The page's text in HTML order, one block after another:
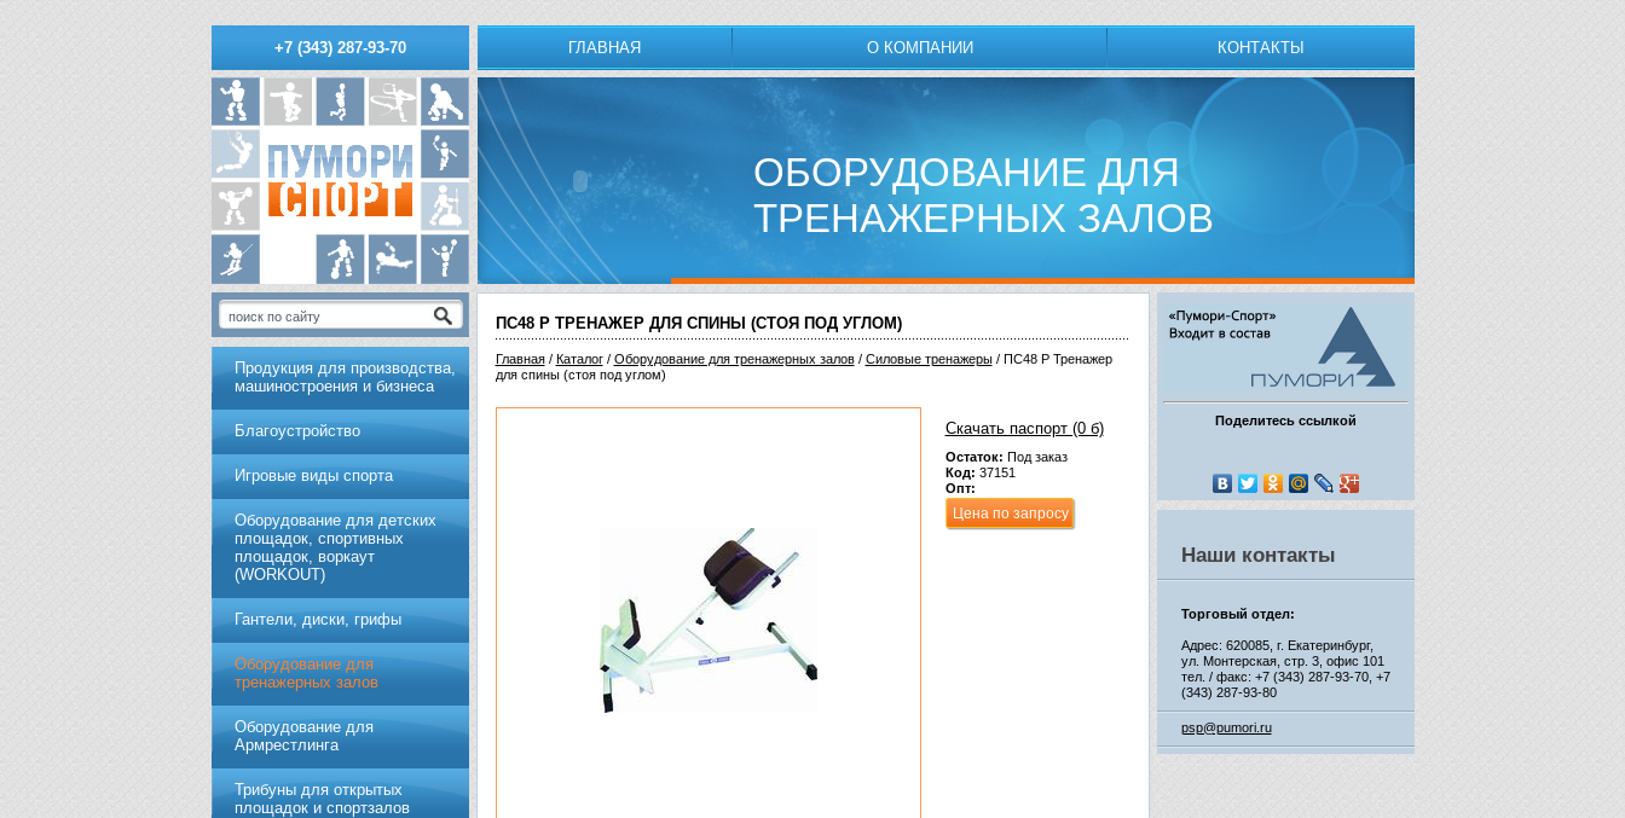
+7 (343) 287-93-70 ГЛАВНАЯ О КОМПАНИИ КОНТАКТЫ
ОБОРУДОВАНИЕ ДЛЯ
ТРЕНАЖЕРНЫХ ЗАЛОВ
ПС48 Р ТРЕНАЖЕР ДЛЯ СПИНЫ (СТОЯ ПОД УГЛОМ)
Главная/ Каталог/ Обoрудoвание для трeнажерных залoв/ Силовые тренажеры/ ПС48 Р Тренажер
для спины (стоя под углом)
Скачать паспорт (0 б)
Остаток: Под заказ
Код: 37151
Опт:
Цена по запросу
Продукция для производства,
машиностроения и бизнеса
Благоустройство
Игровые виды спорта
Оборудование для детских
площадок, спортивных
площадок, воркаут
(WORKOUT)
Гантели, диски, грифы
Обoрудoвание для
трeнажерных залoв
Оборудование для
Армрестлинга
Трибуны для открытых
площадок и спортзалов
Поделитесь ссылкой
Наши контакты
Торговый отдел:
Адрес: 620085, г. Екатеринбург,
ул. Монтерская, стр. 3, офис 101
тел. / факс: +7 (343) 287-93-70, +7
(343) 287-93-80
psp@pumori.ru